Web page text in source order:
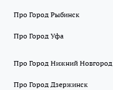
Про Город Рыбинск
Про Город Уфа
Про Город Нижний Новгород
Про Город Дзержинск